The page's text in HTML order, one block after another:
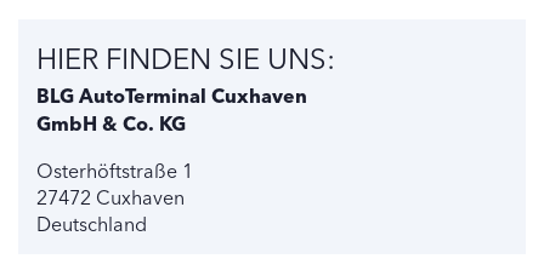
HIER FINDEN SIE UNS:
BLG AutoTerminal Cuxhaven
GmbH & Co. KG
Osterhöftstraße 1
27472 Cuxhaven
Deutschland